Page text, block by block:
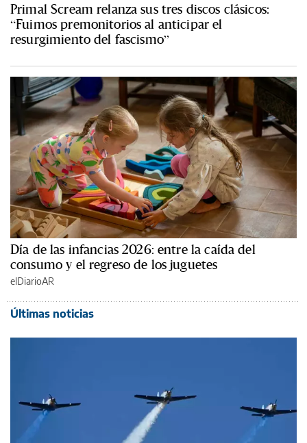
Primal Scream relanza sus tres discos clásicos:
“Fuimos premonitorios al anticipar el
resurgimiento del fascismo”
Día de las infancias 2026: entre la caída del
consumo y el regreso de los juguetes
elDiarioAR
Últimas noticias